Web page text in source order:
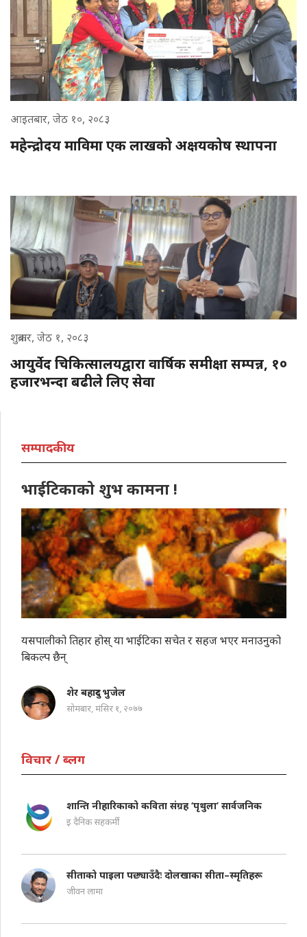
आइतबार, जेठ १०, २०८३
महेन्द्रोदय माविमा एक लाखको अक्षयकोष स्थापना
शुक्रबार, जेठ १, २०८३
आयुर्वेद चिकित्सालयद्वारा वार्षिक समीक्षा सम्पन्न, १०
हजारभन्दा बढीले लिए सेवा
सम्पादकीय
भाईटिकाको शुभ कामना !
यसपालीको तिहार होस् या भाईटिका सचेत र सहज भएर मनाउनुको
बिकल्प छैन्
शेर बहादुर भुजेल
सोमबार, मंसिर १, २०७७
विचार / ब्लग
शान्ति नीहारिकाको कविता संग्रह ‘पृथुला’ सार्वजनिक
इ दैनिक सहकर्मी
सीताको पाइला पछ्याउँदैः दोलखाका सीता–स्मृतिहरू
जीवन लामा